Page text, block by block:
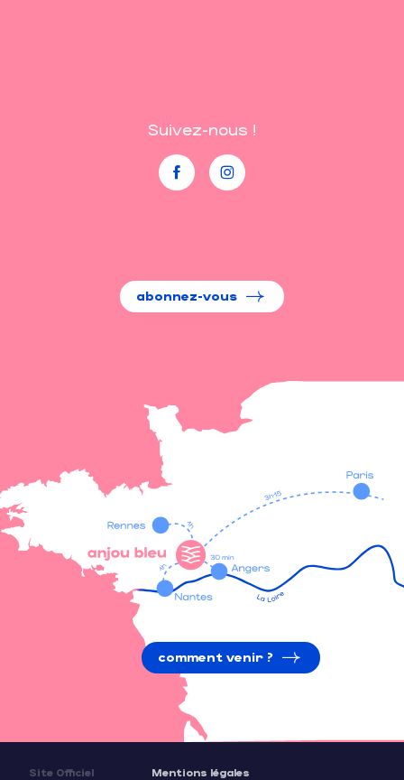
Suivez-nous !
abonnez-vous
comment venir ?
Site Officiel Mentions légales